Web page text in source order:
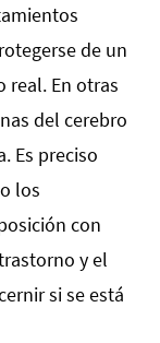
de un
real. En otras
del cerebro
Es preciso
los
con
y el
si se está